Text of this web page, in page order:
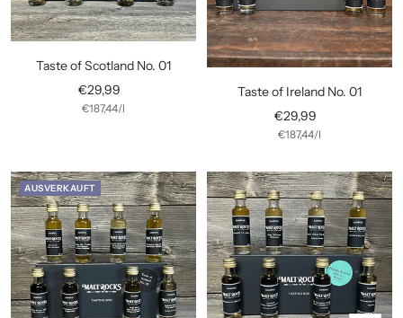
Taste of Scotland No. 01
Angebotspreis
€29,99
€187,44/l
Taste of Ireland No. 01
Angebotspreis
€29,99
€187,44/l
AUSVERKAUFT